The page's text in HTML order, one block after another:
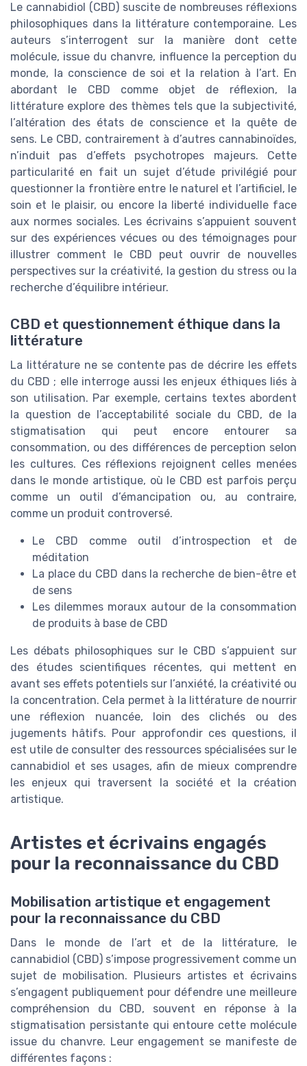
Le cannabidiol (CBD) suscite de nombreuses réflexions
philosophiques dans la littérature contemporaine. Les
auteurs s’interrogent sur la manière dont cette
molécule, issue du chanvre, influence la perception du
monde, la conscience de soi et la relation à l’art. En
abordant le CBD comme objet de réflexion, la
littérature explore des thèmes tels que la subjectivité,
l’altération des états de conscience et la quête de
sens. Le CBD, contrairement à d’autres cannabinoïdes,
n’induit pas d’effets psychotropes majeurs. Cette
particularité en fait un sujet d’étude privilégié pour
questionner la frontière entre le naturel et l’artificiel, le
soin et le plaisir, ou encore la liberté individuelle face
aux normes sociales. Les écrivains s’appuient souvent
sur des expériences vécues ou des témoignages pour
illustrer comment le CBD peut ouvrir de nouvelles
perspectives sur la créativité, la gestion du stress ou la
recherche d’équilibre intérieur.
CBD et questionnement éthique dans la
littérature
La littérature ne se contente pas de décrire les effets
du CBD ; elle interroge aussi les enjeux éthiques liés à
son utilisation. Par exemple, certains textes abordent
la question de l’acceptabilité sociale du CBD, de la
stigmatisation qui peut encore entourer sa
consommation, ou des différences de perception selon
les cultures. Ces réflexions rejoignent celles menées
dans le monde artistique, où le CBD est parfois perçu
comme un outil d’émancipation ou, au contraire,
comme un produit controversé.
Le CBD comme outil d’introspection et de
méditation
La place du CBD dans la recherche de bien-être et
de sens
Les dilemmes moraux autour de la consommation
de produits à base de CBD
Les débats philosophiques sur le CBD s’appuient sur
des études scientifiques récentes, qui mettent en
avant ses effets potentiels sur l’anxiété, la créativité ou
la concentration. Cela permet à la littérature de nourrir
une réflexion nuancée, loin des clichés ou des
jugements hâtifs. Pour approfondir ces questions, il
est utile de consulter des ressources spécialisées sur le
cannabidiol et ses usages, afin de mieux comprendre
les enjeux qui traversent la société et la création
artistique.
Artistes et écrivains engagés
pour la reconnaissance du CBD
Mobilisation artistique et engagement
pour la reconnaissance du CBD
Dans le monde de l’art et de la littérature, le
cannabidiol (CBD) s’impose progressivement comme un
sujet de mobilisation. Plusieurs artistes et écrivains
s’engagent publiquement pour défendre une meilleure
compréhension du CBD, souvent en réponse à la
stigmatisation persistante qui entoure cette molécule
issue du chanvre. Leur engagement se manifeste de
différentes façons :